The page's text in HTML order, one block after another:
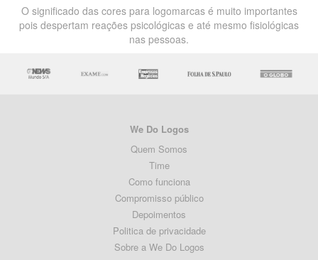
O significado das cores para logomarcas é muito importantes
pois despertam reações psicológicas e até mesmo fisiológicas
nas pessoas.
We Do Logos
Quem Somos
Time
Como funciona
Compromisso público
Depoimentos
Politica de privacidade
Sobre a We Do Logos